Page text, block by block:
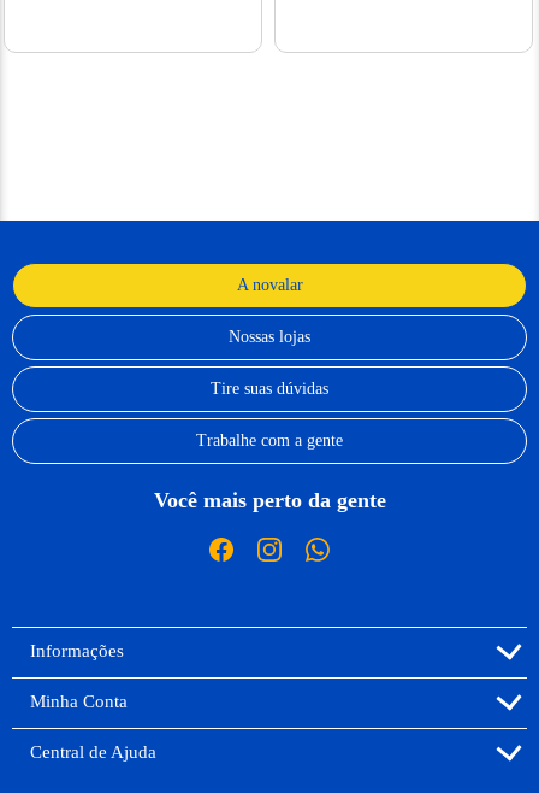
A novalar
Nossas lojas
Tire suas dúvidas
Trabalhe com a gente
Você mais perto da gente
Informações
Minha Conta
Central de Ajuda